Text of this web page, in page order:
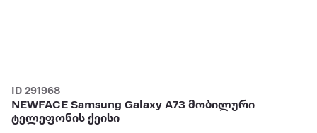
ID 291968
NEWFACE Samsung Galaxy A73 მობილური
ტელეფონის ქეისი